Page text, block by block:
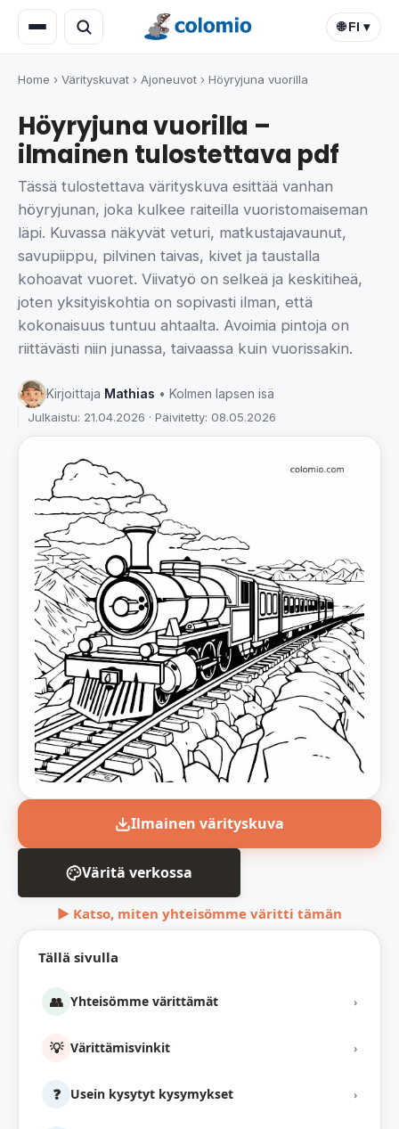
🌐 FI ▾
Home › Värityskuvat › Ajoneuvot › Höyryjuna vuorilla
Höyryjuna vuorilla –
ilmainen tulostettava pdf
Tässä tulostettava värityskuva esittää vanhan
höyryjunan, joka kulkee raiteilla vuoristomaiseman
läpi. Kuvassa näkyvät veturi, matkustajavaunut,
savupiippu, pilvinen taivas, kivet ja taustalla
kohoavat vuoret. Viivatyö on selkeä ja keskitiheä,
joten yksityiskohtia on sopivasti ilman, että
kokonaisuus tuntuu ahtaalta. Avoimia pintoja on
riittävästi niin junassa, taivaassa kuin vuorissakin.
Kirjoittaja Mathias • Kolmen lapsen isä
Julkaistu: 21.04.2026 · Päivitetty: 08.05.2026
Tällä sivulla
👥 Yhteisömme värittämät ›
💡 Värittämisvinkit ›
❓ Usein kysytyt kysymykset ›
Ilmainen värityskuva
Väritä verkossa
▶ Katso, miten yhteisömme väritti tämän